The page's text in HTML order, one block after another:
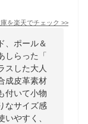
を楽天でチェック >>
、ポール＆
しらった「
スした大人
成皮革素材
付いて小物
なサイズ感
やすく、